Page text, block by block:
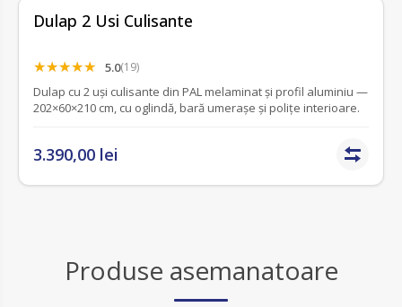
Dulap 2 Usi Culisante
5.0(19)
Dulap cu 2 uși culisante din PAL melaminat și profil aluminiu —
202×60×210 cm, cu oglindă, bară umerașe și polițe interioare.
3.390,00 lei
Produse asemanatoare